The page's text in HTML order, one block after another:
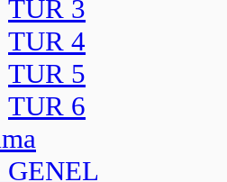
TUR 3
TUR 4
TUR 5
TUR 6
GENEL